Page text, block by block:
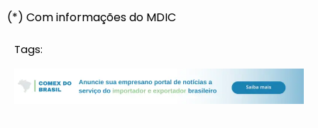
(*) Com informações do MDIC
Tags: